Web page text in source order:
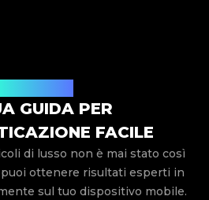
GUIDA PER
FACILE
di lusso non è mai stato così
puoi ottenere risultati esperti in
sul tuo dispositivo mobile.